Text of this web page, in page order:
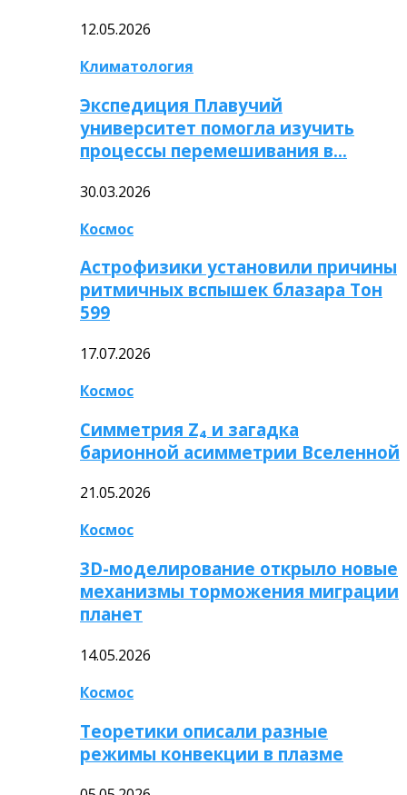
12.05.2026
Климатология
Экспедиция Плавучий
университет помогла изучить
процессы перемешивания в…
30.03.2026
Космос
Астрофизики установили причины
ритмичных вспышек блазара Тон
599
17.07.2026
Космос
Симметрия Z₄ и загадка
барионной асимметрии Вселенной
21.05.2026
Космос
3D-моделирование открыло новые
механизмы торможения миграции
планет
14.05.2026
Космос
Теоретики описали разные
режимы конвекции в плазме